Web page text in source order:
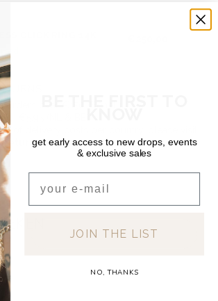
orders over €150 (Benelux)
€5.95 (NL & BE)
of delivery costs per country, please visit
page.
get early access to new drops, events
& exclusive sales
JOIN THE LIST
NO, THANKS